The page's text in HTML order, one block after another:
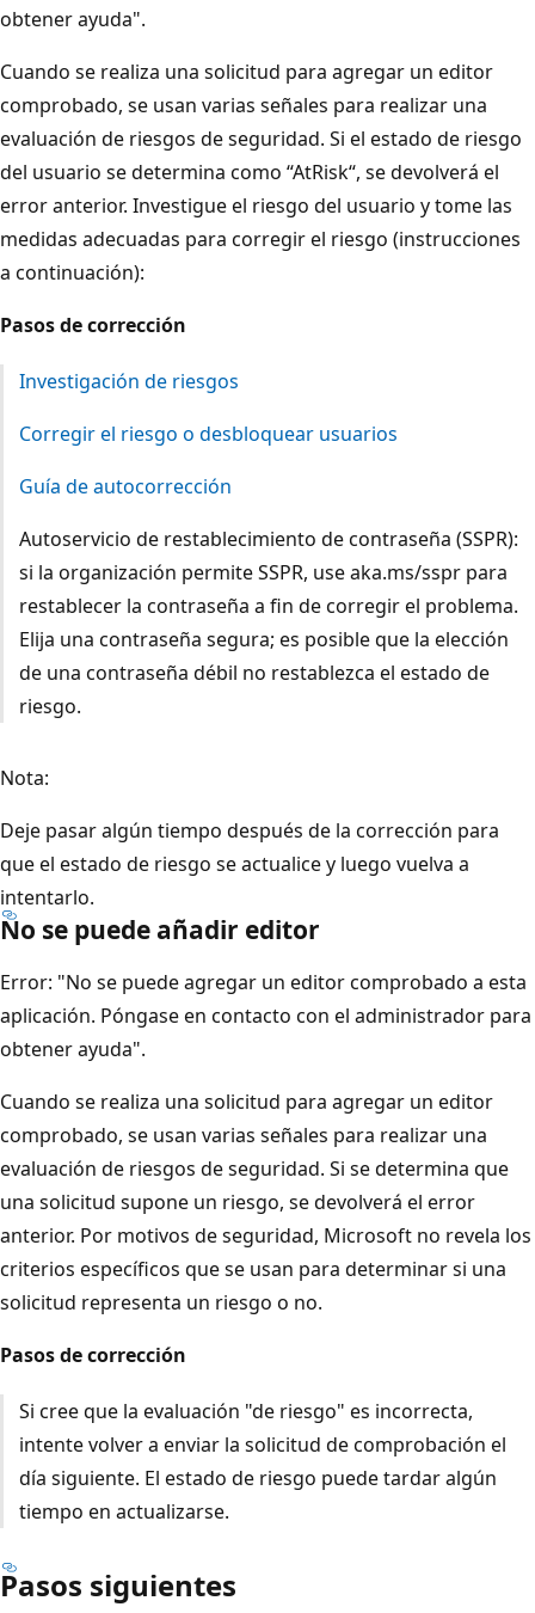
obtener ayuda".
Cuando se realiza una solicitud para agregar un editor
comprobado, se usan varias señales para realizar una
evaluación de riesgos de seguridad. Si el estado de riesgo
del usuario se determina como “AtRisk“, se devolverá el
error anterior. Investigue el riesgo del usuario y tome las
medidas adecuadas para corregir el riesgo (instrucciones
a continuación):
Pasos de corrección
Investigación de riesgos
Corregir el riesgo o desbloquear usuarios
Guía de autocorrección
Autoservicio de restablecimiento de contraseña (SSPR):
si la organización permite SSPR, use aka.ms/sspr para
restablecer la contraseña a fin de corregir el problema.
Elija una contraseña segura; es posible que la elección
de una contraseña débil no restablezca el estado de
riesgo.
Nota:
Deje pasar algún tiempo después de la corrección para
que el estado de riesgo se actualice y luego vuelva a
intentarlo.
No se puede añadir editor
Error: "No se puede agregar un editor comprobado a esta
aplicación. Póngase en contacto con el administrador para
obtener ayuda".
Cuando se realiza una solicitud para agregar un editor
comprobado, se usan varias señales para realizar una
evaluación de riesgos de seguridad. Si se determina que
una solicitud supone un riesgo, se devolverá el error
anterior. Por motivos de seguridad, Microsoft no revela los
criterios específicos que se usan para determinar si una
solicitud representa un riesgo o no.
Pasos de corrección
Si cree que la evaluación "de riesgo" es incorrecta,
intente volver a enviar la solicitud de comprobación el
día siguiente. El estado de riesgo puede tardar algún
tiempo en actualizarse.
Pasos siguientes